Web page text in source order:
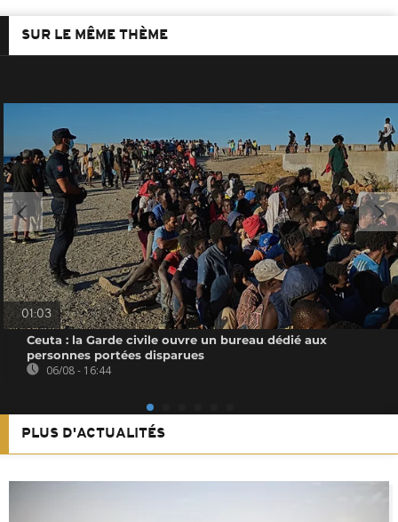
SUR LE MÊME THÈME
01:03
Ceuta : la Garde civile ouvre un bureau dédié aux
personnes portées disparues
06/08 - 16:44
PLUS D'ACTUALITÉS